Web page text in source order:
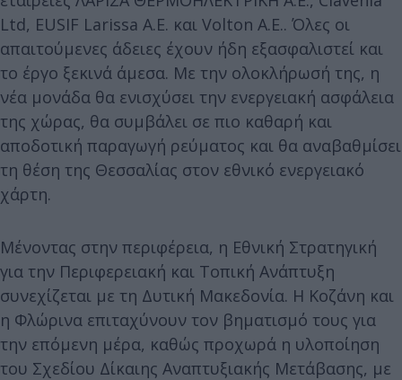
Ltd, EUSIF Larissa Α.Ε. και Volton Α.Ε.. Όλες οι
απαιτούμενες άδειες έχουν ήδη εξασφαλιστεί και
το έργο ξεκινά άμεσα. Με την ολοκλήρωσή της, η
νέα μονάδα θα ενισχύσει την ενεργειακή ασφάλεια
της χώρας, θα συμβάλει σε πιο καθαρή και
αποδοτική παραγωγή ρεύματος και θα αναβαθμίσει
τη θέση της Θεσσαλίας στον εθνικό ενεργειακό
χάρτη.
Μένοντας στην περιφέρεια, η Εθνική Στρατηγική
για την Περιφερειακή και Τοπική Ανάπτυξη
συνεχίζεται με τη Δυτική Μακεδονία. Η Κοζάνη και
η Φλώρινα επιταχύνουν τον βηματισμό τους για
την επόμενη μέρα, καθώς προχωρά η υλοποίηση
του Σχεδίου Δίκαιης Αναπτυξιακής Μετάβασης, με